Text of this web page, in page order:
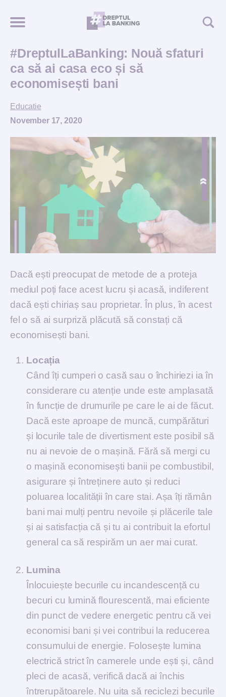
#DreptulLaBanking: Nouă sfaturi
ca să ai casa eco și să
economisești bani
Educatie
November 17, 2020
Dacă ești preocupat de metode de a proteja
mediul poți face acest lucru și acasă, indiferent
dacă ești chiriaș sau proprietar. În plus, în acest
fel o să ai surpriză plăcută să constați că
economisești bani.
Locația
Când îți cumperi o casă sau o închiriezi ia în
considerare cu atenție unde este amplasată
în funcție de drumurile pe care le ai de făcut.
Dacă este aproape de muncă, cumpărături
și locurile tale de divertisment este posibil să
nu ai nevoie de o mașină. Fără să mergi cu
o mașină economisești banii pe combustibil,
asigurare și întreținere auto și reduci
poluarea localității în care stai. Așa îți rămân
bani mai mulți pentru nevoile și plăcerile tale
și ai satisfacția că și tu ai contribuit la efortul
general ca să respirăm un aer mai curat.
Lumina
Înlocuiește becurile cu incandescență cu
becuri cu lumină flourescentă, mai eficiente
din punct de vedere energetic pentru că vei
economisi bani și vei contribui la reducerea
consumului de energie. Folosește lumina
electrică strict în camerele unde ești și, când
pleci de acasă, verifică dacă ai închis
întrerupătoarele. Nu uita să reciclezi becurile